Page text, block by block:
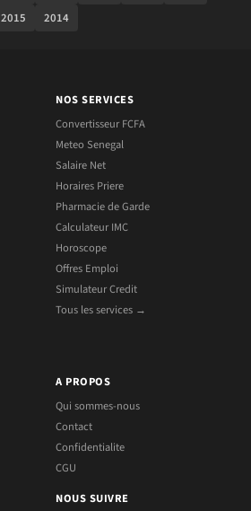
2015 2014
NOS SERVICES
Convertisseur FCFA
Meteo Senegal
Salaire Net
Horaires Priere
Pharmacie de Garde
Calculateur IMC
Horoscope
Offres Emploi
Simulateur Credit
Tous les services →
A PROPOS
Qui sommes-nous
Contact
Confidentialite
CGU
NOUS SUIVRE